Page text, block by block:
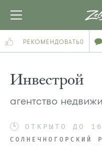
РЕКОМЕНДОВАТЬ0
Инвестрой
агентство
ОТКРЫТО ДО
СОЛНЕЧНОГОРСКИЙ